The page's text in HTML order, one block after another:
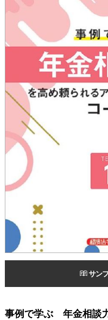
サン
事例で学ぶ 年金相談